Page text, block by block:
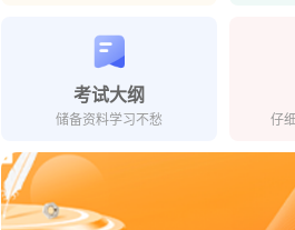
考试大纲
储备资料学习不愁 仔